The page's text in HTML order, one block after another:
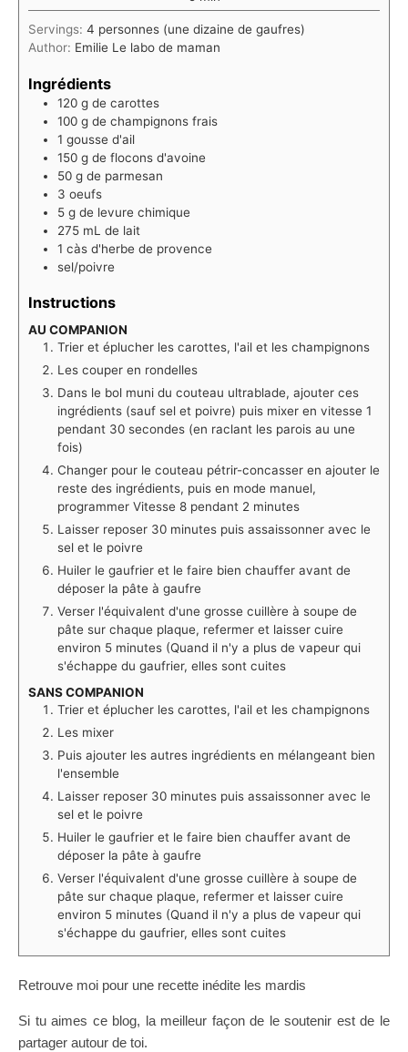
Servings: 4 personnes (une dizaine de gaufres)
Author: Emilie Le labo de maman
Ingrédients
120 g de carottes
100 g de champignons frais
1 gousse d'ail
150 g de flocons d'avoine
50 g de parmesan
3 oeufs
5 g de levure chimique
275 mL de lait
1 càs d'herbe de provence
sel/poivre
Instructions
AU COMPANION
Trier et éplucher les carottes, l'ail et les champignons
Les couper en rondelles
Dans le bol muni du couteau ultrablade, ajouter ces
ingrédients (sauf sel et poivre) puis mixer en vitesse 1
pendant 30 secondes (en raclant les parois au une
fois)
Changer pour le couteau pétrir-concasser en ajouter le
reste des ingrédients, puis en mode manuel,
programmer Vitesse 8 pendant 2 minutes
Laisser reposer 30 minutes puis assaissonner avec le
sel et le poivre
Huiler le gaufrier et le faire bien chauffer avant de
déposer la pâte à gaufre
Verser l'équivalent d'une grosse cuillère à soupe de
pâte sur chaque plaque, refermer et laisser cuire
environ 5 minutes (Quand il n'y a plus de vapeur qui
s'échappe du gaufrier, elles sont cuites
SANS COMPANION
Trier et éplucher les carottes, l'ail et les champignons
Les mixer
Puis ajouter les autres ingrédients en mélangeant bien
l'ensemble
Laisser reposer 30 minutes puis assaissonner avec le
sel et le poivre
Huiler le gaufrier et le faire bien chauffer avant de
déposer la pâte à gaufre
Verser l'équivalent d'une grosse cuillère à soupe de
pâte sur chaque plaque, refermer et laisser cuire
environ 5 minutes (Quand il n'y a plus de vapeur qui
s'échappe du gaufrier, elles sont cuites
Retrouve moi pour une recette inédite les mardis
Si tu aimes ce blog, la meilleur façon de le soutenir est de le
partager autour de toi.